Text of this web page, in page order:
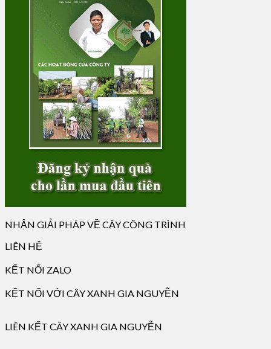
NHẬN GIẢI PHÁP VỀ CÂY CÔNG TRÌNH
LIÊN HỆ
KẾT NỐI ZALO
KẾT NỐI VỚI CÂY XANH GIA NGUYỄN
LIÊN KẾT CÂY XANH GIA NGUYỄN